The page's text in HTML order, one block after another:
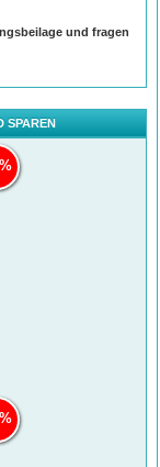
anderem von
bezeichnet. Ibuprofen
sind gut
sie keine
und fragen
SPAREN